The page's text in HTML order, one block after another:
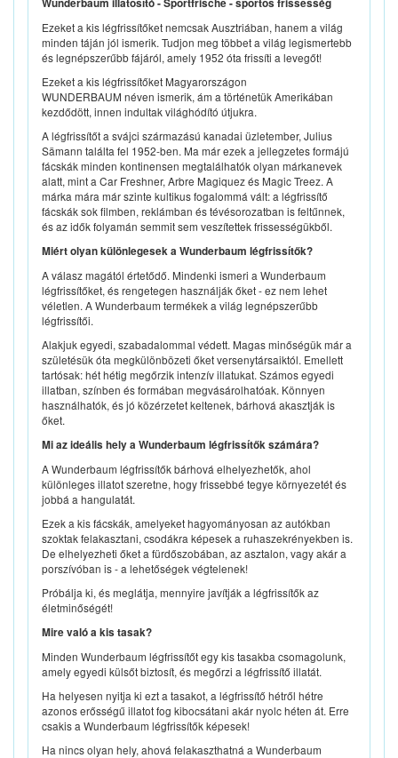
Wunderbaum illatosító - Sportfrische - sportos frissesség
Ezeket a kis légfrissítőket nemcsak Ausztriában, hanem a világ
minden táján jól ismerik. Tudjon meg többet a világ legismertebb
és legnépszerűbb fájáról, amely 1952 óta frissíti a levegőt!
Ezeket a kis légfrissítőket Magyarországon
WUNDERBAUM néven ismerik, ám a történetük Amerikában
kezdődött, innen indultak világhódító útjukra.
A légfrissítőt a svájci származású kanadai üzletember, Julius
Sämann találta fel 1952-ben. Ma már ezek a jellegzetes formájú
fácskák minden kontinensen megtalálhatók olyan márkanevek
alatt, mint a Car Freshner, Arbre Magiquez és Magic Treez. A
márka mára már szinte kultikus fogalommá vált: a légfrissítő
fácskák sok filmben, reklámban és tévésorozatban is feltűnnek,
és az idők folyamán semmit sem veszítettek frissességükből.
Miért olyan különlegesek a Wunderbaum légfrissítők?
A válasz magától értetődő. Mindenki ismeri a Wunderbaum
légfrissítőket, és rengetegen használják őket - ez nem lehet
véletlen. A Wunderbaum termékek a világ legnépszerűbb
légfrissítői.
Alakjuk egyedi, szabadalommal védett. Magas minőségük már a
születésük óta megkülönbözeti őket versenytársaiktól. Emellett
tartósak: hét hétig megőrzik intenzív illatukat. Számos egyedi
illatban, színben és formában megvásárolhatóak. Könnyen
használhatók, és jó közérzetet keltenek, bárhová akasztják is
őket.
Mi az ideális hely a Wunderbaum légfrissítők számára?
A Wunderbaum légfrissítők bárhová elhelyezhetők, ahol
különleges illatot szeretne, hogy frissebbé tegye környezetét és
jobbá a hangulatát.
Ezek a kis fácskák, amelyeket hagyományosan az autókban
szoktak felakasztani, csodákra képesek a ruhaszekrényekben is.
De elhelyezheti őket a fürdőszobában, az asztalon, vagy akár a
porszívóban is - a lehetőségek végtelenek!
Próbálja ki, és meglátja, mennyire javítják a légfrissítők az
életminőségét!
Mire való a kis tasak?
Minden Wunderbaum légfrissítőt egy kis tasakba csomagolunk,
amely egyedi külsőt biztosít, és megőrzi a légfrissítő illatát.
Ha helyesen nyitja ki ezt a tasakot, a légfrissítő hétről hétre
azonos erősségű illatot fog kibocsátani akár nyolc héten át. Erre
csakis a Wunderbaum légfrissítők képesek!
Ha nincs olyan hely, ahová felakaszthatná a Wunderbaum